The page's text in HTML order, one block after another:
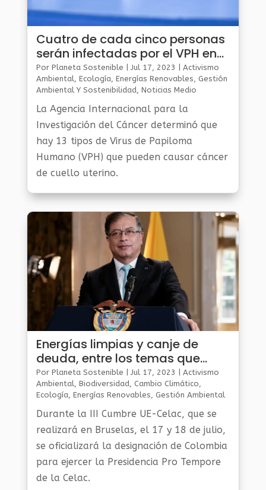
Cuatro de cada cinco personas
serán infectadas por el VPH en
algún momento de su vida
Por Planeta Sostenible | Jul 17, 2023 | Activismo
Ambiental Ecología Energías Renovables Gestión
Ambiental Y Sostenibilidad Noticias Medio
La Agencia Internacional para la
Investigación del Cáncer determinó que
hay 13 tipos de Virus de Papiloma
Humano (VPH) que pueden causar cáncer
de cuello uterino.
Energías limpias y canje de
deuda, entre los temas que
Petro lleva a Cumbre UE-Celac
Por Planeta Sostenible Jul 17, 2023
Activismo
Ambiental Biodiversidad Cambio Climático
Ecología Energías Renovables Gestión Ambiental
Al Día, Planeta Verde
Durante la III Cumbre UE-Celac, que se
realizará en Bruselas, el 17 y 18 de julio,
se oficializará la designación de Colombia
para ejercer la Presidencia Pro Tempore
de la Celac.